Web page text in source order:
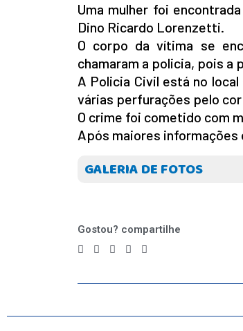
Uma mulher foi
Dino Ricardo Lorenzetti.
O corpo da vítima se
chamaram a policia, pois a
A Policia Civil está no
várias perfurações pelo
O crime foi cometido com
Após maiores informações
GALERIA DE FOTOS
Gostou? compartilhe